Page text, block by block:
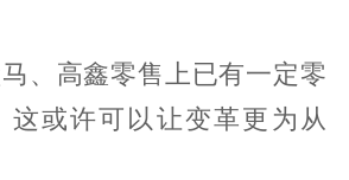
、高鑫零售上已有一定零
这或许可以让变革更为从